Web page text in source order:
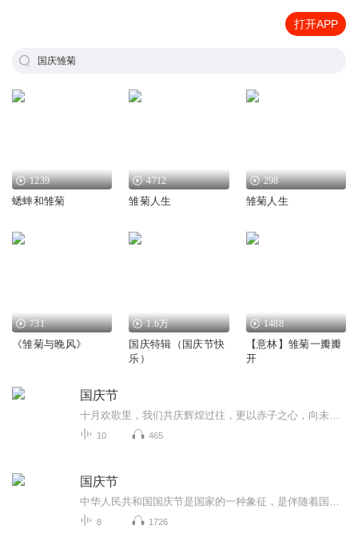
打开APP
国庆雏菊
1239
蟋蟀和雏菊
4712
雏菊人生
298
雏菊人生
731
《雏菊与晚风》
1.6万
国庆特辑（国庆节快
乐）
1488
【意林】雏菊一瓣瓣
开
国庆节
10 465
国庆节
8 1726